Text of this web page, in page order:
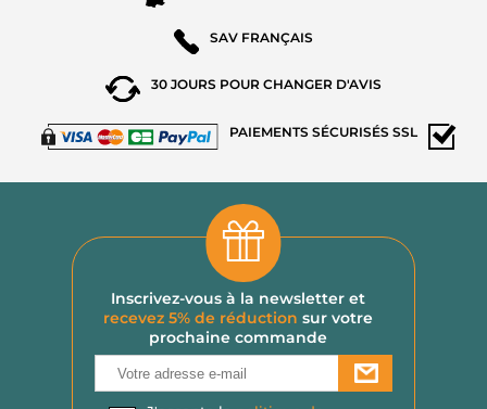
SAV FRANÇAIS
30 JOURS POUR CHANGER D'AVIS
PAIEMENTSSÉCURISÉS SSL
Inscrivez-vous à la newsletter et
recevez 5% de réduction sur votre
prochaine commande